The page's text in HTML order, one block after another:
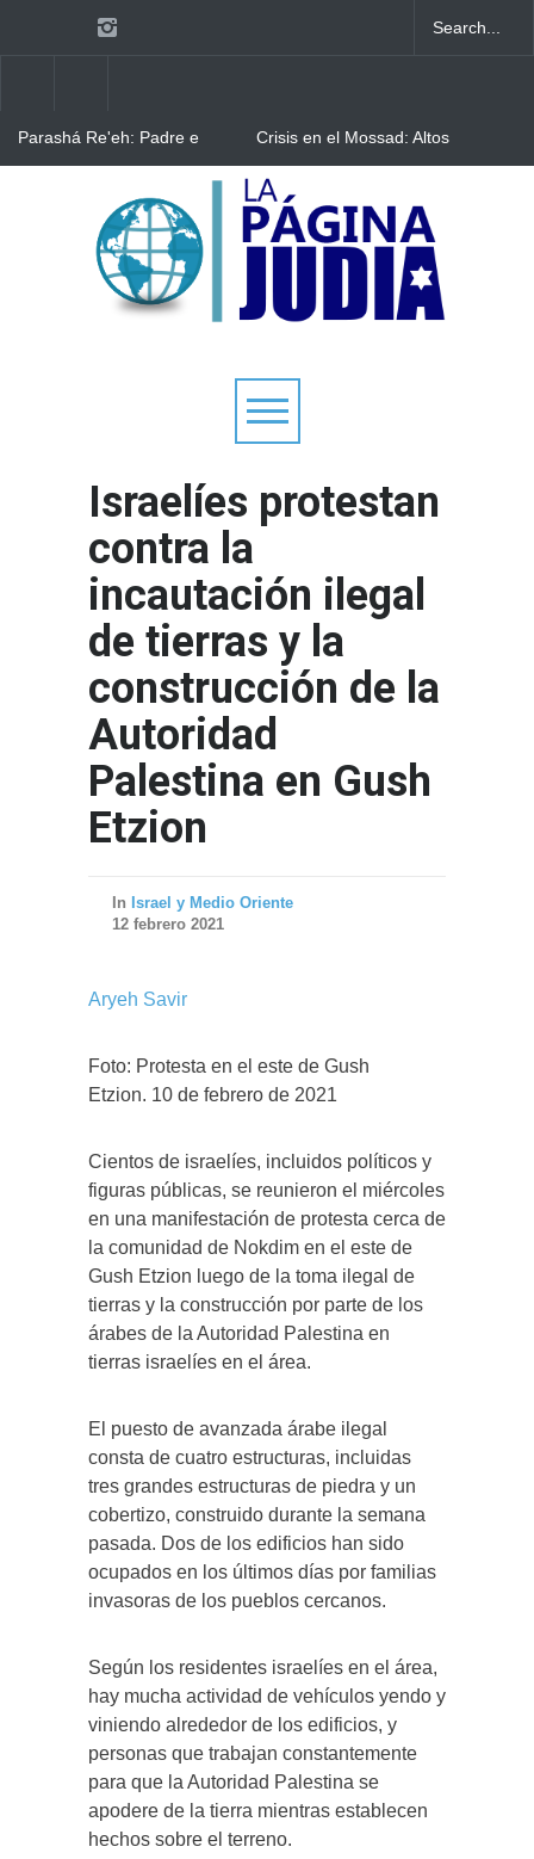
Parashá Re'eh: Padre e
Crisis en el Mossad: Altos
contra el director Roman
Gofman por la
reorganización de Irán
Bulgaria: Adolescentes
judíos italianos fueron
víctimas de un ataque
antisemita en medio de una
creciente hostilidad en toda
Israelíes protestan
contra la
incautación ilegal
de tierras y la
construcción de la
Autoridad
Palestina en Gush
Etzion
In Israel y Medio Oriente
12 febrero 2021
Aryeh Savir
Foto: Protesta en el este de Gush
Etzion. 10 de febrero de 2021
Cientos de israelíes, incluidos políticos y
figuras públicas, se reunieron el miércoles
en una manifestación de protesta cerca de
la comunidad de Nokdim en el este de
Gush Etzion luego de la toma ilegal de
tierras y la construcción por parte de los
árabes de la Autoridad Palestina en
tierras israelíes en el área.
El puesto de avanzada árabe ilegal
consta de cuatro estructuras, incluidas
tres grandes estructuras de piedra y un
cobertizo, construido durante la semana
pasada. Dos de los edificios han sido
ocupados en los últimos días por familias
invasoras de los pueblos cercanos.
Según los residentes israelíes en el área,
hay mucha actividad de vehículos yendo y
viniendo alrededor de los edificios, y
personas que trabajan constantemente
para que la Autoridad Palestina se
apodere de la tierra mientras establecen
hechos sobre el terreno.